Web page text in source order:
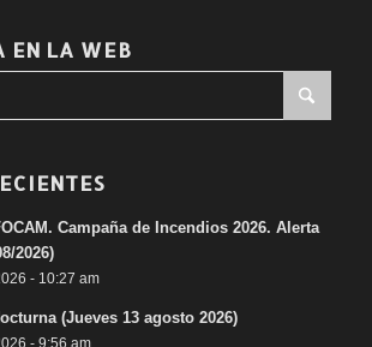
EN LA WEB
Campaña de Incendios 2026. Alerta
2026)
- 10:27 am
(Jueves 13 agosto 2026)
- 9:56 am